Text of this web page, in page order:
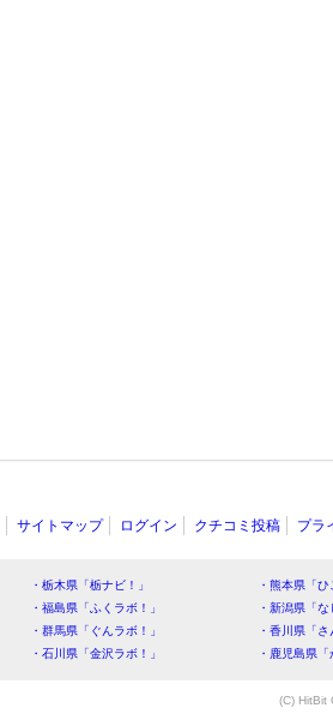
サイトマップ ログイン クチコミ投稿 プラ
・栃木県「栃ナビ！」
・熊本県「
・福島県「ふくラボ！」
・新潟県「
・群馬県「ぐんラボ！」
・香川県「
・石川県「金沢ラボ！」
・鹿児島県
(C) HitBit